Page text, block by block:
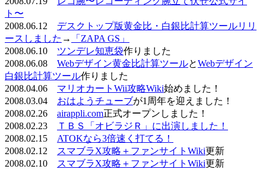
ト〜
2008.06.12 デスクトップ版黄金比・白銀比計算ツールリリ
ースしました →
「ZAPA GS」
2008.06.10 ツンデレ知恵袋作りました
2008.06.08 Webデザイン黄金比計算ツールとWebデザイン
白銀比計算ツール作りました
2008.04.06 マリオカートWii攻略Wiki始めました！
2008.03.04 おはようチューブが1周年を迎えました！
2008.02.26 airappli.com正式オープンしました！
2008.02.23
ＴＢＳ「オビラジＲ」に出演しました！
2008.02.15 ATOKなら3倍速く打てる！
2008.02.12
スマブラX攻略＋ファンサイトWiki更新
2008.02.10
スマブラX攻略＋ファンサイトWiki更新